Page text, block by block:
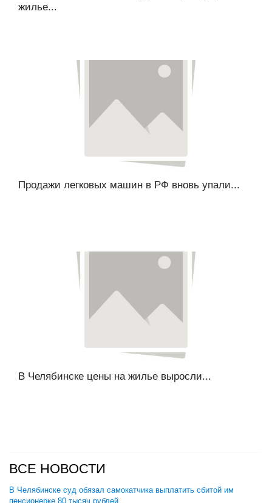
жилье...
Продажи легковых машин в РФ вновь упали...
В Челябинске цены на жилье выросли...
ВСЕ НОВОСТИ
В Челябинске суд обязал самокатчика выплатить сбитой им
пенсионерке 80 тысяч рублей